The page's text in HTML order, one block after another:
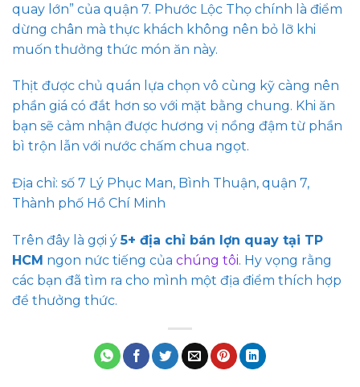
quay lớn” của quận 7. Phước Lộc Thọ chính là điểm
dừng chân mà thực khách không nên bỏ lỡ khi
muốn thưởng thức món ăn này.
Thịt được chủ quán lựa chọn vô cùng kỹ càng nên
phần giá có đắt hơn so với mặt bằng chung. Khi ăn
bạn sẽ cảm nhận được hương vị nồng đậm từ phần
bì trộn lẫn với nước chấm chua ngọt.
Địa chỉ: số 7 Lý Phục Man, Bình Thuận, quận 7,
Thành phố Hồ Chí Minh
Trên đây là gợi ý5+ địa chỉ bán lợn quay tại TP
HCM ngon nức tiếng của chúng tôi. Hy vọng rằng
các bạn đã tìm ra cho mình một địa điểm thích hợp
để thưởng thức.